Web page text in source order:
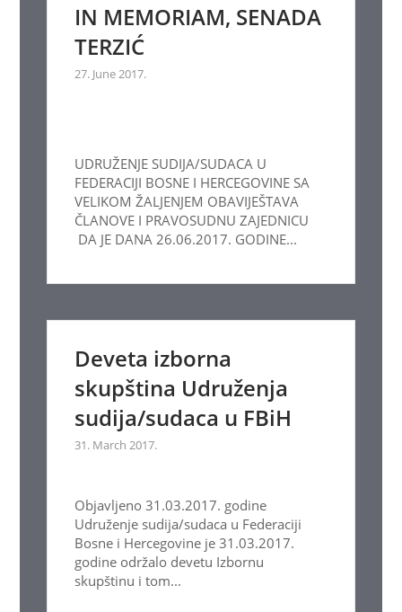
IN MEMORIAM, SENADA
TERZIĆ
27. June 2017.
UDRUŽENJE SUDIJA/SUDACA U
FEDERACIJI BOSNE I HERCEGOVINE SA
VELIKOM ŽALJENJEM OBAVIJEŠTAVA
ČLANOVE I PRAVOSUDNU ZAJEDNICU
DA JE DANA 26.06.2017. GODINE...
Deveta izborna
skupština Udruženja
sudija/sudaca u FBiH
31. March 2017.
Objavljeno 31.03.2017. godine
Udruženje sudija/sudaca u Federaciji
Bosne i Hercegovine je 31.03.2017.
godine održalo devetu Izbornu
skupštinu i tom...